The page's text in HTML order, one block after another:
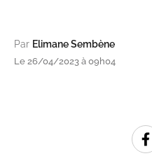
Par Elimane Sembène
Le 26/04/2023 à 09h04